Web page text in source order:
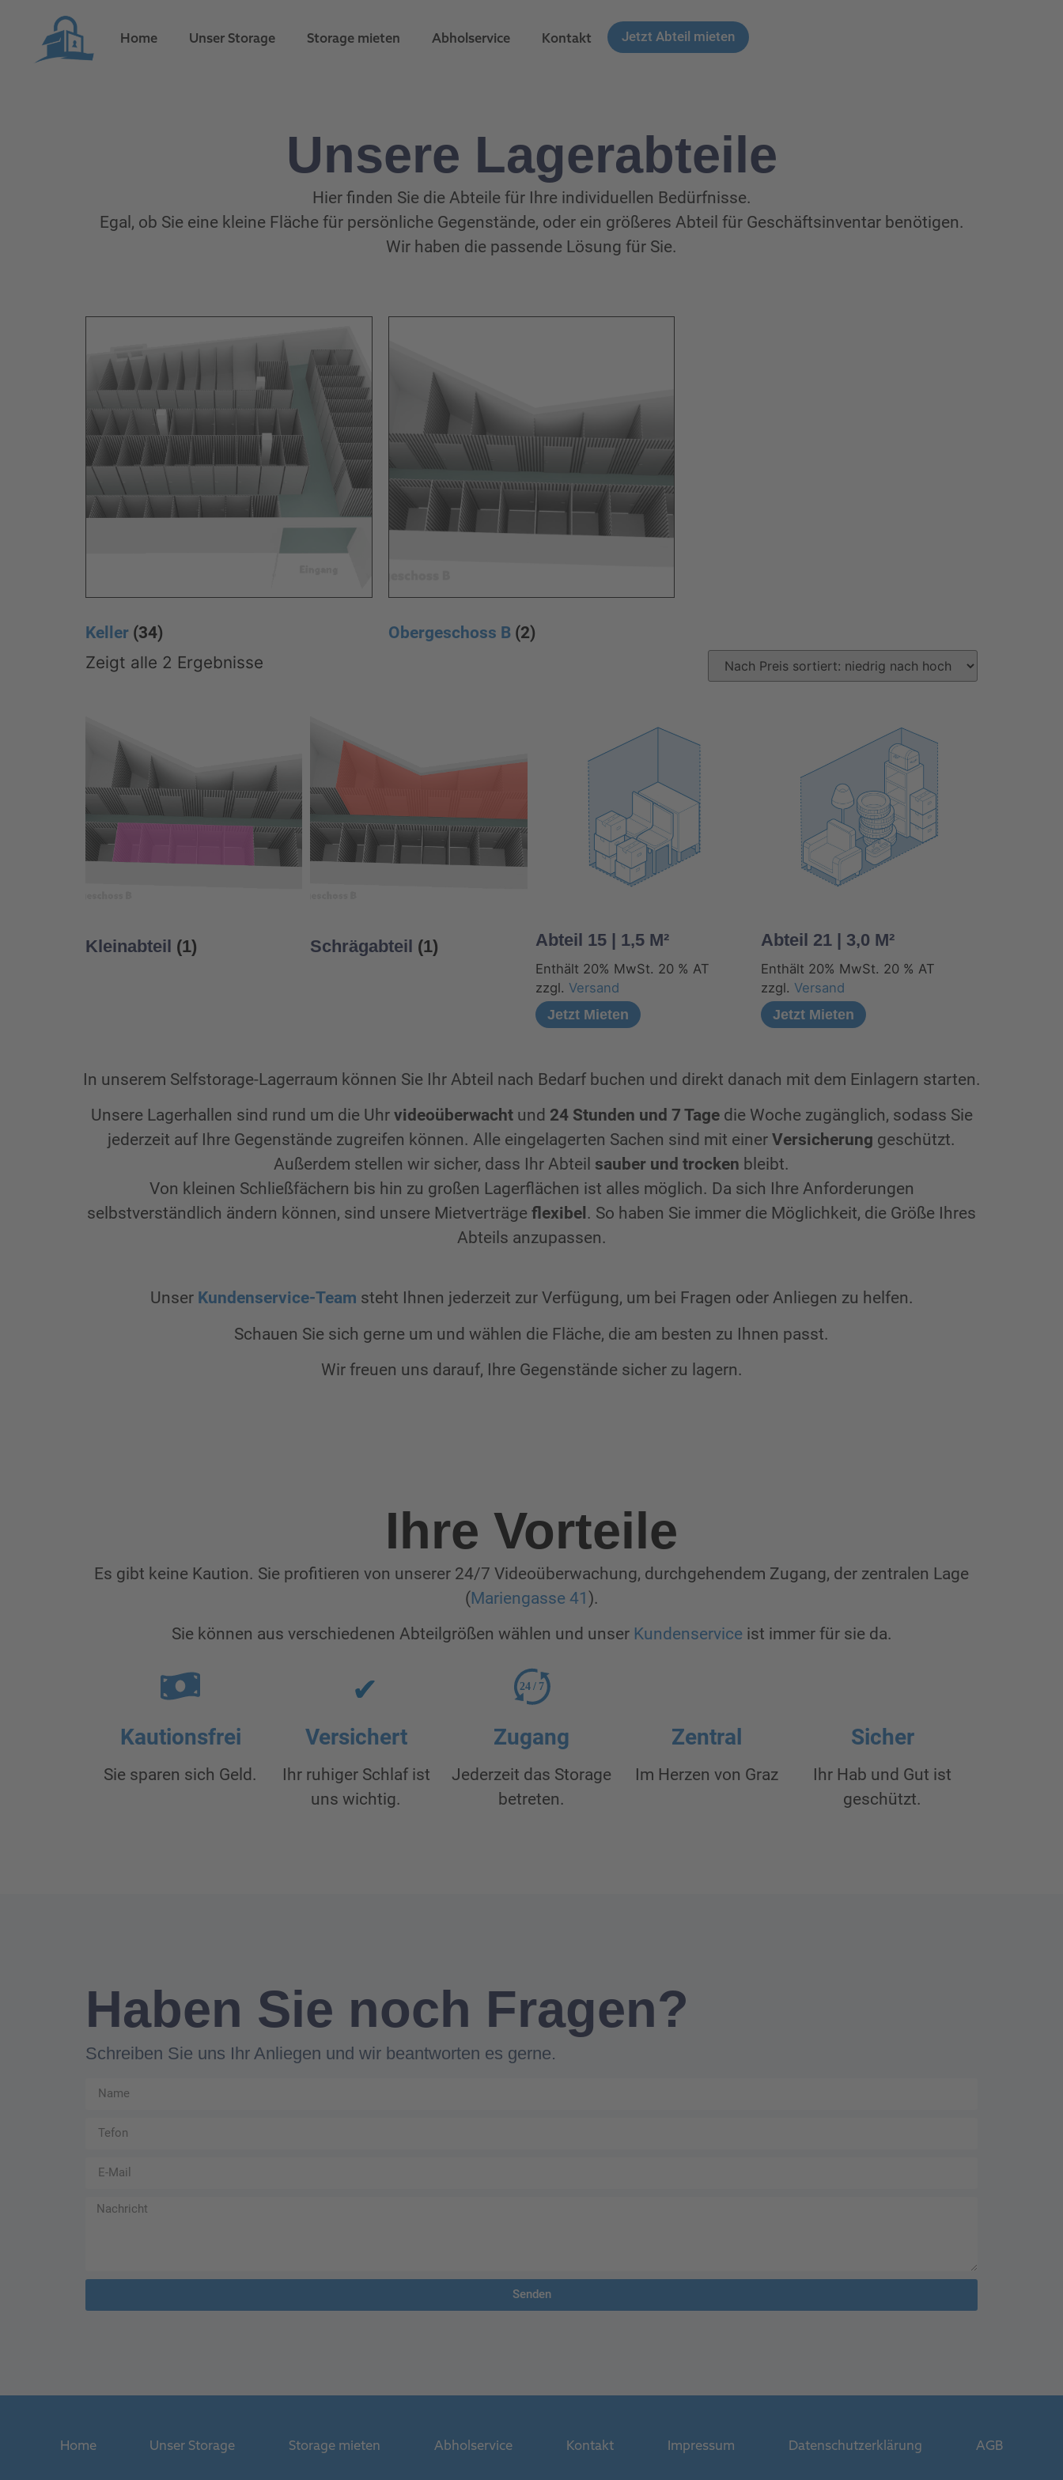
Home Unser Storage Storage mieten Abholservice Kontakt Jetzt Abteil mieten
Unsere Lagerabteile
Hier finden Sie die Abteile für Ihre individuellen Bedürfnisse.
Egal, ob Sie eine kleine Fläche für persönliche Gegenstände, oder ein größeres Abteil für Geschäftsinventar benötigen.
Wir haben die passende Lösung für Sie.
Keller (34) Obergeschoss B (2)
Zeigt alle 2 Ergebnisse
Kleinabteil (1) Schrägabteil (1) Abteil 15 | 1,5 M²
Enthält 20% MwSt. 20 % AT
zzgl. Versand
Jetzt Mieten
Abteil 21 | 3,0 M²
Enthält 20% MwSt. 20 % AT
zzgl. Versand
Jetzt Mieten
In unserem Selfstorage-Lagerraum können Sie Ihr Abteil nach Bedarf buchen und direkt danach mit dem Einlagern starten.
Unsere Lagerhallen sind rund um die Uhr videoüberwachtund 24 Stunden und 7 Tagedie Woche zugänglich, sodass Sie
jederzeit auf Ihre Gegenstände zugreifen können. Alle eingelagerten Sachen sind mit einer Versicherung geschützt.
Außerdem stellen wir sicher, dass Ihr Abteil sauber und trocken bleibt.
Von kleinen Schließfächern bis hin zu großen Lagerflächen ist alles möglich. Da sich Ihre Anforderungen
selbstverständlich ändern können, sind unsere Mietverträge flexibel . So haben Sie immer die Möglichkeit, die Größe Ihres
Abteils anzupassen.
Unser Kundenservice-Team steht Ihnen jederzeit zur Verfügung, um bei Fragen oder Anliegen zu helfen.
Schauen Sie sich gerne um und wählen die Fläche, die am besten zu Ihnen passt.
Wir freuen uns darauf, Ihre Gegenstände sicher zu lagern.
Ihre Vorteile
Es gibt keine Kaution. Sie profitieren von unserer 24/7 Videoüberwachung, durchgehendem Zugang, der zentralen Lage
(Mariengasse 41 ).
Sie können aus verschiedenen Abteilgrößen wählen und unser Kundenservice ist immer für sie da.
Kautionsfrei
Sie sparen sich Geld.
Versichert
Ihr ruhiger Schlaf ist
uns wichtig.
24/ 7
Zugang
Jederzeit das Storage
betreten.
Zentral
Im Herzen von Graz
Sicher
Ihr Hab und Gut ist
geschützt.
Haben Sie noch Fragen?
Schreiben Sie uns Ihr Anliegen und wir beantworten es gerne.
Senden
Home Unser Storage Storage mieten Abholservice Kontakt Impressum Datenschutzerklärung AGB